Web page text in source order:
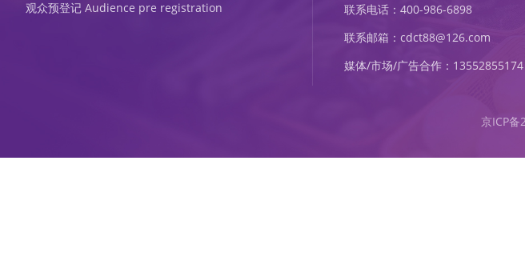
观众预登记 Audience pre registration
联系电话：400-986-6898
联系邮箱：cdct88@126.com
媒体/市场/广告合作：13552855174
京ICP